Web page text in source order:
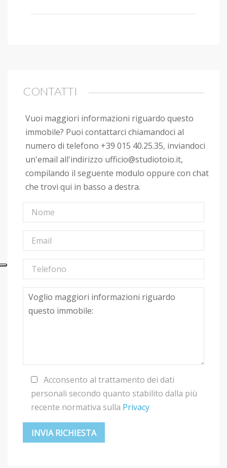
CONTATTI
Vuoi maggiori informazioni riguardo questo
immobile? Puoi contattarci chiamandoci al
numero di telefono +39 015 40.25.35, inviandoci
un'email all'indirizzo ufficio@studiotoio.it,
compilando il seguente modulo oppure con chat
che trovi qui in basso a destra.
Acconsento al trattamento dei dati
personali secondo quanto stabilito dalla più
recente normativa sulla Privacy